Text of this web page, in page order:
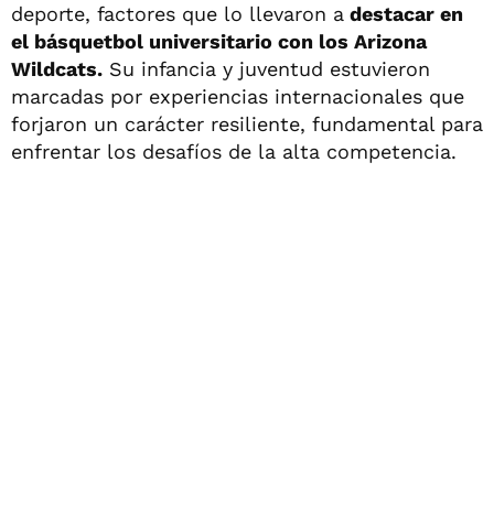
deporte, factores que lo llevaron a destacar en
el básquetbol universitario con los Arizona
Wildcats. Su infancia y juventud estuvieron
marcadas por experiencias internacionales que
forjaron un carácter resiliente, fundamental para
enfrentar los desafíos de la alta competencia.